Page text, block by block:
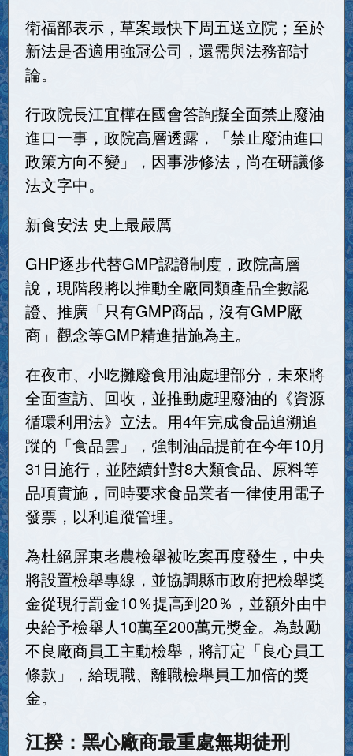
衛福部表示，草案最快下周五送立院；至於
新法是否適用強冠公司，還需與法務部討
論。
行政院長江宜樺在國會答詢擬全面禁止廢油
進口一事，政院高層透露，「禁止廢油進口
政策方向不變」，因事涉修法，尚在研議修
法文字中。
新食安法 史上最嚴厲
GHP逐步代替GMP認證制度，政院高層
說，現階段將以推動全廠同類產品全數認
證、推廣「只有GMP商品，沒有GMP廠
商」觀念等GMP精進措施為主。
在夜市、小吃攤廢食用油處理部分，未來將
全面查訪、回收，並推動處理廢油的《資源
循環利用法》立法。用4年完成食品追溯追
蹤的「食品雲」，強制油品提前在今年10月
31日施行，並陸續針對8大類食品、原料等
品項實施，同時要求食品業者一律使用電子
發票，以利追蹤管理。
為杜絕屏東老農檢舉被吃案再度發生，中央
將設置檢舉專線，並協調縣市政府把檢舉獎
金從現行罰金10％提高到20％，並額外由中
央給予檢舉人10萬至200萬元獎金。為鼓勵
不良廠商員工主動檢舉，將訂定「良心員工
條款」，給現職、離職檢舉員工加倍的獎
金。
江揆：黑心廠商最重處無期徒刑